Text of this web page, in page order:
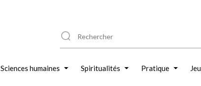
Sciences humaines Spiritualités Pratique